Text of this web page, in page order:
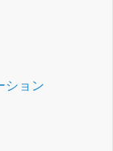
ション